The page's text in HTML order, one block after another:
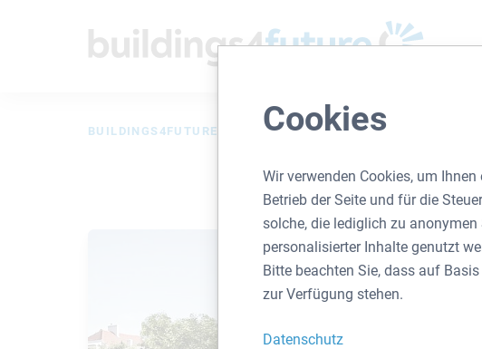
BUILDINGS4FUTURE IMMO SUCHE DETAIL
Cookies
Wir verwenden Cookies, um
Betrieb der Seite und für die
solche, die lediglich zu
personalisierter Inhalte genutzt
Bitte beachten Sie, dass auf
zur Verfügung stehen.
Datenschutz